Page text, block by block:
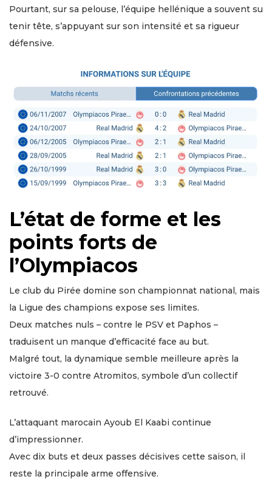
Pourtant, sur sa pelouse, l’équipe hellénique a souvent su
tenir tête, s’appuyant sur son intensité et sa rigueur
défensive.
L’état de forme et les
points forts de
l’Olympiacos
Le club du Pirée domine son championnat national, mais
la Ligue des champions expose ses limites.
Deux matches nuls – contre le PSV et Paphos –
traduisent un manque d’efficacité face au but.
Malgré tout, la dynamique semble meilleure après la
victoire 3-0 contre Atromitos, symbole d’un collectif
retrouvé.
L’attaquant marocain Ayoub El Kaabi continue
d’impressionner.
Avec dix buts et deux passes décisives cette saison, il
reste la principale arme offensive.